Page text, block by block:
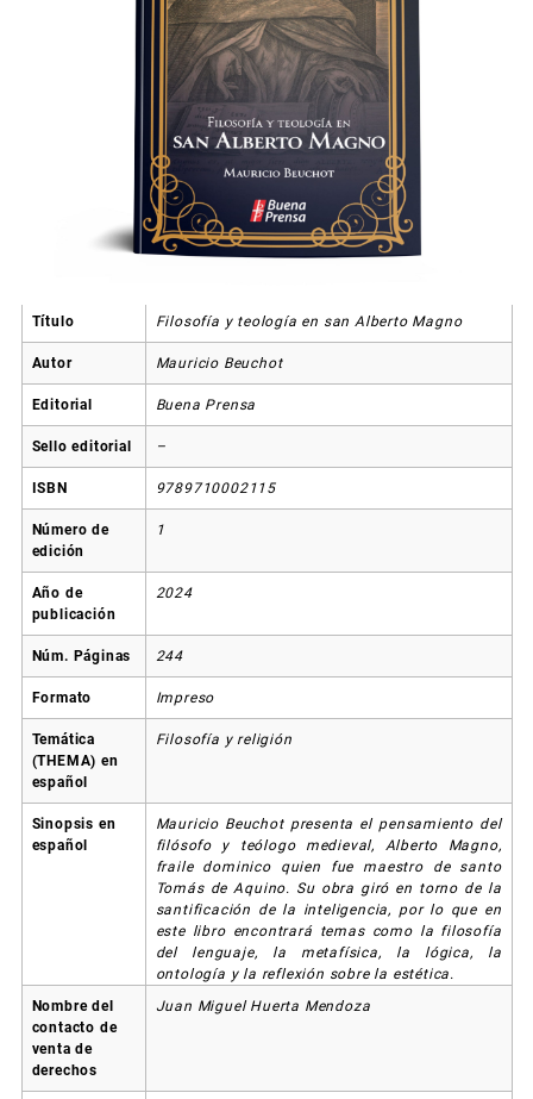
Título Filosofía y teología en san Alberto Magno
Autor Mauricio Beuchot
Editorial Buena Prensa
Sello editorial –
ISBN 9789710002115
Número de
edición
1
Año de
publicación
2024
Núm. Páginas 244
Formato Impreso
Temática
(THEMA) en
español
Filosofía y religión
Sinopsis en
español
Mauricio Beuchot presenta el pensamiento del
filósofo y teólogo medieval, Alberto Magno,
fraile dominico quien fue maestro de santo
Tomás de Aquino. Su obra giró en torno de la
santificación de la inteligencia, por lo que en
este libro encontrará temas como la filosofía
del lenguaje, la metafísica, la lógica, la
ontología y la reflexión sobre la estética.
Nombre del
contacto de
venta de
derechos
Juan Miguel Huerta Mendoza